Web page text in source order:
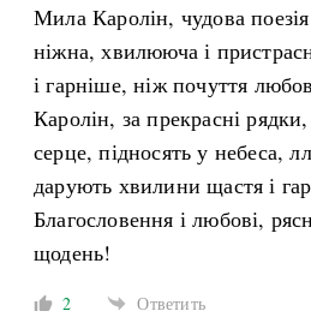
Мила Каролін, чудова
ніжна, хвилююча і
і гарніше, ніж почуття
Каролін, за прекрасні
серце, підносять у небеса,
дарують хвилини щастя і
Благословення і любові,
щодень!
2 Ответить